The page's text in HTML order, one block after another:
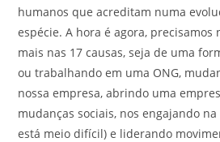
humanos que acreditam numa
espécie. A hora é agora, precisamos
mais nas 17 causas, seja de uma
ou trabalhando em uma ONG,
nossa empresa, abrindo uma
mudanças sociais, nos engajando
está meio difícil) e liderando